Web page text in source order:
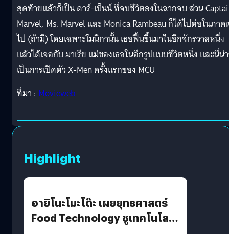
สุดท้ายแล้วก็เป็น ดาร์-เบ็นน์ ที่จบชีวิตลงในฉากจบ ส่วน
Marvel, Ms. Marvel และ Monica Rambeau ก็ได้ไปต่อในภา
ไป (ถ้ามี) โดยเฉพาะโมนิกานั้น เธอฟื้นขึ้นมาในอีกจักรวาลหนึ่ง
แล้วได้เจอกับ มาเรีย แม่ของเธอในอีกรูปแบบชีวิตหนึ่ง และนี่น่
เป็นการเปิดตัว X-Men ครั้งแรกของ MCU
ที่มา : Movieweb
Highlight
อายิโนะโมะโต๊ะ เผยยุทธศาสตร์
Food Technology ชูเทคโนโลยี